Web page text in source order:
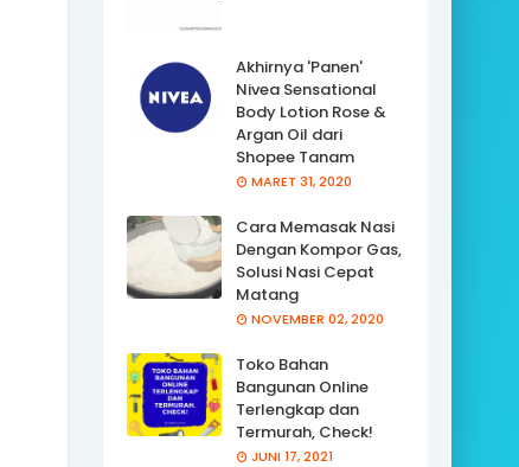
Akhirnya 'Panen'
Nivea Sensational
Body Lotion Rose &
Argan Oil dari
Shopee Tanam
MARET 31, 2020
Cara Memasak Nasi
Dengan Kompor Gas,
Solusi Nasi Cepat
Matang
NOVEMBER 02, 2020
Toko Bahan
Bangunan Online
Terlengkap dan
Termurah, Check!
JUNI 17, 2021